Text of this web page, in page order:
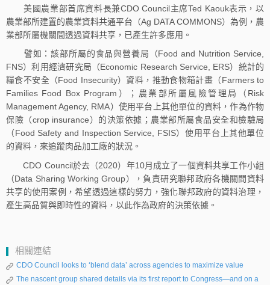
美國農業部首席資料長兼CDO Council主席Ted Kaouk表示，以
農業部所建置的農業資料共通平台（Ag DATA COMMONS）為例，農
業部所屬機關間透過資料共享，已產生許多應用。
譬如：該部所屬的食品與營養局（Food and Nutrition Service,
FNS）利用經濟研究局（Economic Research Service, ERS）統計的
糧食不安全（Food Insecurity）資料，推動食物箱計畫（Farmers to
Families Food Box Program）；農業部所屬風險管理局（Risk
Management Agency, RMA）使用平台上其他單位的資料，作為作物
保險（crop insurance）的決策依據；農業部所屬食品安全和檢驗局
（Food Safety and Inspection Service, FSIS）使用平台上其他單位
的資料，來追蹤肉品加工廠的狀況。
CDO Council於去（2020）年10月成立了一個資料共享工作小組
（Data Sharing Working Group），負責研究聯邦政府各機關間資料
共享的使用案例，希望透過這樣的努力，強化聯邦政府的資料治理，
產生高品質與即時性的資料，以此作為政府的決策依據。
相關連結
CDO Council looks to ‘blend data’ across agencies to maximize value
The nascent group shared details via its first report to Congress—and on a